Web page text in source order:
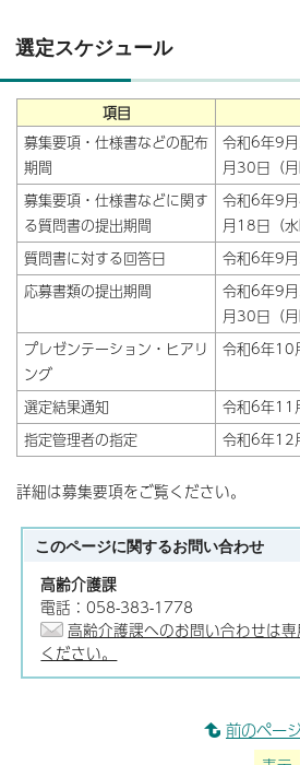
選定スケジュール
項目
募集要項・仕様書などの配布
期間
令和6年9
月30日（月
募集要項・仕様書などに関す
る質問書の提出期間
令和6年9
月18日（
質問書に対する回答日
令和6年9月
応募書類の提出期間
令和6年9
月30日（
プレゼンテーション・ヒアリ
ング
令和6年10
選定結果通知
令和6年11
指定管理者の指定
令和6年12
詳細は募集要項をご覧ください。
このページに関するお問い合わせ
高齢介護課
電話：058-383-1778
高齢介護課へのお問い合わせは
ください。
前のペー